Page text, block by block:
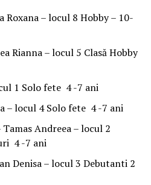
Roxana – locul 8 Hobby – 10-
Rianna – locul 5 Clasă Hobby
1 Solo fete 4 -7 ani
– locul 4 Solo fete 4 -7 ani
Andreea – locul 2
4 -7 ani
Denisa – locul 3 Debutanti 2